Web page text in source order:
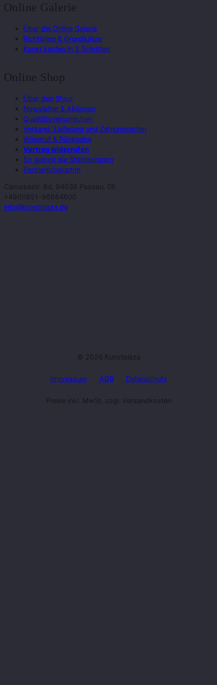
Online Galerie
Über die Online Galerie
Richtlinien & Grundsätze
Kunst kaufen in 3 Schritten
Online Shop
Über den Shop
Newsletter & Aktionen
Qualitätsversprechen
Versand, Lieferung und Zahlungsarten
Widerruf & Rückgabe
Vertrag widerrufen
So gelingt die Stilintegration
Partnerprogramm
Carossastr. 8d, 94036 Passau, DE
+49(0)851-96684600
info@kunstplaza.de
© 2026 Kunstplaza
Impressum AGB Datenschutz
Preise inkl. MwSt. zzgl. Versandkosten